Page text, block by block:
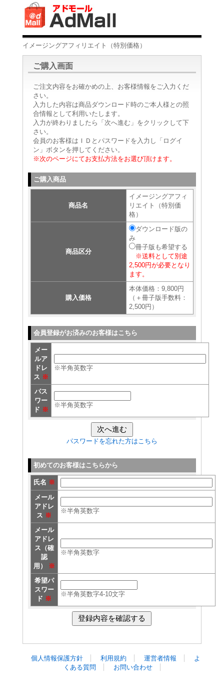
イメージングアフィリエイト（特別価格）
ご購入画面
ご注文内容をお確かめの上、お客様情報をご入力くだ
さい。
入力した内容は商品ダウンロード時のご本人様との照
合情報として利用いたします。
入力が終わりましたら「次へ進む」をクリックして下
さい。
会員のお客様はＩＤとパスワードを入力し「ログイ
ン」ボタンを押してください。
※次のページにてお支払方法をお選び頂けます。
ご購入商品
商品名
イメージングアフィ
リエイト（特別価
格）
商品区分
ダウンロード版の
み
冊子版も希望する
※送料として別途
2,500円が必要となり
ます。
購入価格
本体価格：9,800円
（＋冊子版手数料：
2,500円）
会員登録がお済みのお客様はこちら
メー
ルア
ドレ
ス ※
※半角英数字
パス
ワー
ド ※
※半角英数字
パスワードを忘れた方はこちら
初めてのお客様はこちらから
氏名 ※
メール
アドレ
ス ※
※半角英数字
メール
アドレ
ス（確
認
用）
※
※半角英数字
希望パ
スワー
ド ※
※半角英数字4-10文字
個人情報保護方針 利用規約 運営者情報
よ
くある質問
お問い合わせ